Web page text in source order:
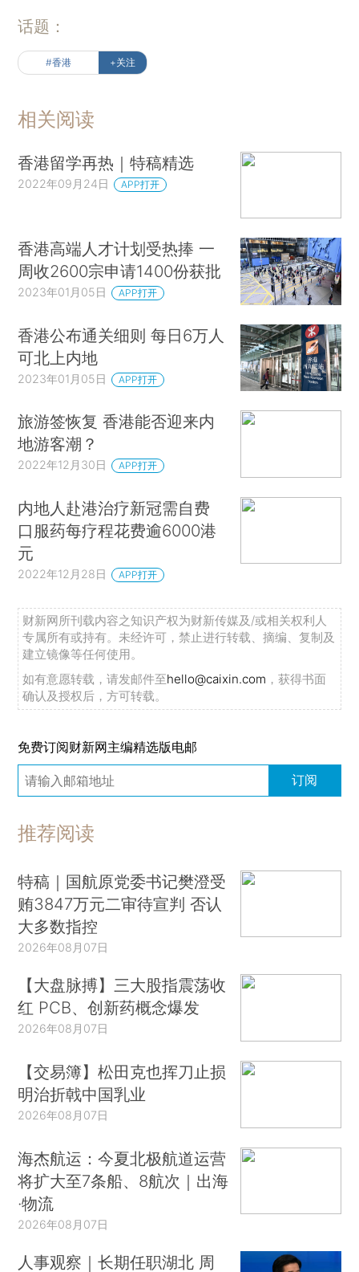
话题：
#香港 +关注
相关阅读
香港留学再热｜特稿精选
2022年09月24日 APP打开
香港高端人才计划受热捧 一
周收2600宗申请1400份获批
2023年01月05日 APP打开
香港公布通关细则 每日6万人
可北上内地
2023年01月05日 APP打开
旅游签恢复 香港能否迎来内
地游客潮？
2022年12月30日 APP打开
内地人赴港治疗新冠需自费
口服药每疗程花费逾6000港
元
2022年12月28日 APP打开
财新网所刊载内容之知识产权为财新传媒及/或相关权利人
专属所有或持有。未经许可，禁止进行转载、摘编、复制及
建立镜像等任何使用。
如有意愿转载，请发邮件至hello@caixin.com ，获得书面
确认及授权后，方可转载。
免费订阅财新网主编精选版电邮
订阅
推荐阅读
特稿｜国航原党委书记樊澄受
贿3847万元二审待宣判 否认
大多数指控
2026年08月07日
【大盘脉搏】三大股指震荡收
红 PCB、创新药概念爆发
2026年08月07日
【交易簿】松田克也挥刀止损
明治折戟中国乳业
2026年08月07日
海杰航运：今夏北极航道运营
将扩大至7条船、8航次｜出海
·物流
2026年08月07日
人事观察｜长期任职湖北 周